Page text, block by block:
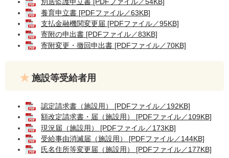
別居監護申立書 [PDFファイル／54KB]
養育申立書 [PDFファイル／63KB]
支払金融機関変更届 [PDFファイル／95KB]
寄附の申出書 [PDFファイル／83KB]
寄附変更・撤回申出書 [PDFファイル／70KB]
施設等受給者用
認定請求書（施設用） [PDFファイル／192KB]
額改定請求書・届（施設用） [PDFファイル／109KB]
現況届（施設用） [PDFファイル／173KB]
受給事由消滅届（施設用） [PDFファイル／144KB]
氏名住所等変更届（施設用） [PDFファイル／177KB]